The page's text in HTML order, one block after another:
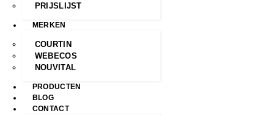
PRIJSLIJST
MERKEN
COURTIN
WEBECOS
NOUVITAL
PRODUCTEN
BLOG
CONTACT